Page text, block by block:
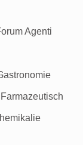
Agenti